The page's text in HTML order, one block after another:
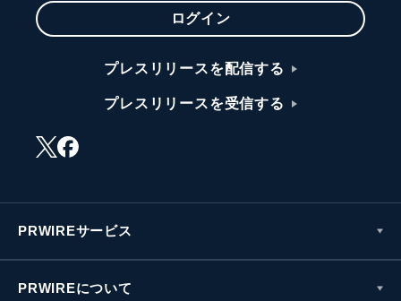
ログイン
プレスリリースを配信する
プレスリリースを受信する
PRWIREサービス
PRWIREについて